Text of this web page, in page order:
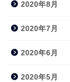
2020年8月
2020年7月
2020年6月
2020年5月